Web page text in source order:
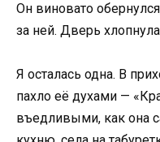
Он виновато
за ней. Дверь
Я осталась одна. В
пахло её духами —
въедливыми, как она